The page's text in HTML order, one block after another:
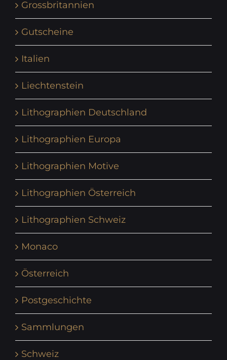
Grossbritannien
Gutscheine
Italien
Liechtenstein
Lithographien Deutschland
Lithographien Europa
Lithographien Motive
Lithographien Österreich
Lithographien Schweiz
Monaco
Österreich
Postgeschichte
Sammlungen
Schweiz